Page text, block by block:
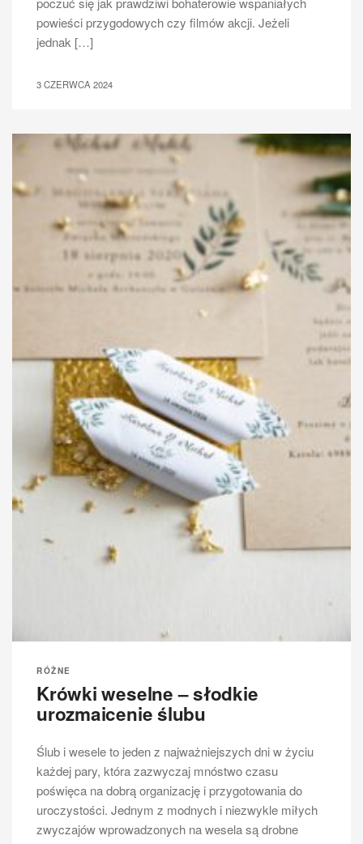
powieści przygodowych czy filmów akcji. Jeżeli
jednak […]
3 CZERWCA 2024
RÓŻNE
Krówki weselne – słodkie
urozmaicenie ślubu
Ślub i wesele to jeden z najważniejszych dni w życiu
każdej pary, która zazwyczaj mnóstwo czasu
poświęca na dobrą organizację i przygotowania do
uroczystości. Jednym z modnych i niezwykle miłych
zwyczajów wprowadzonych na wesela są drobne